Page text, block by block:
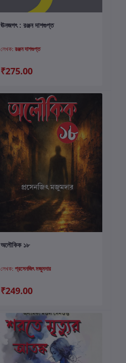
কার্টে যোগ করুন
ঊনজগৎ : রঞ্জন দাশগুপ্ত
লেখক:রঞ্জন দাশগুপ্ত
₹275.00
অলৌকিক ১৮
লেখক:প্রসেনজিৎ মজুমদার
₹249.00